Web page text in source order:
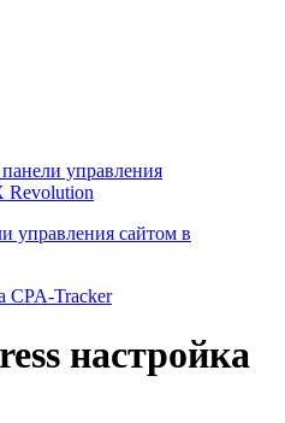
управления
Revolution
управления сайтом в
CPA-Tracker
настройка